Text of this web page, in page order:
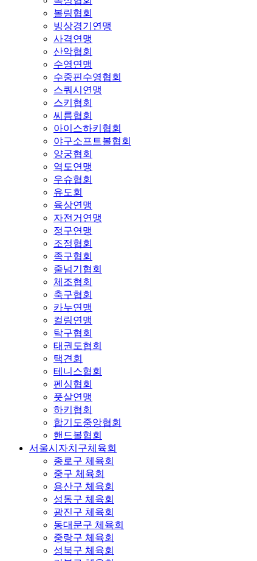
볼링협회
빙상경기연맹
사격연맹
산악협회
수영연맹
수중핀수영협회
스쿼시연맹
스키협회
씨름협회
아이스하키협회
야구소프트볼협회
양궁협회
역도연맹
우슈협회
유도회
육상연맹
자전거연맹
정구연맹
조정협회
족구협회
줄넘기협회
체조협회
축구협회
카누연맹
컬링연맹
탁구협회
태권도협회
택견회
테니스협회
펜싱협회
풋살연맹
하키협회
합기도중앙협회
핸드볼협회
서울시자치구체육회
종로구 체육회
중구 체육회
용산구 체육회
성동구 체육회
광진구 체육회
동대문구 체육회
중랑구 체육회
성북구 체육회